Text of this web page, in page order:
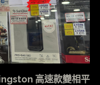
高速款變相平